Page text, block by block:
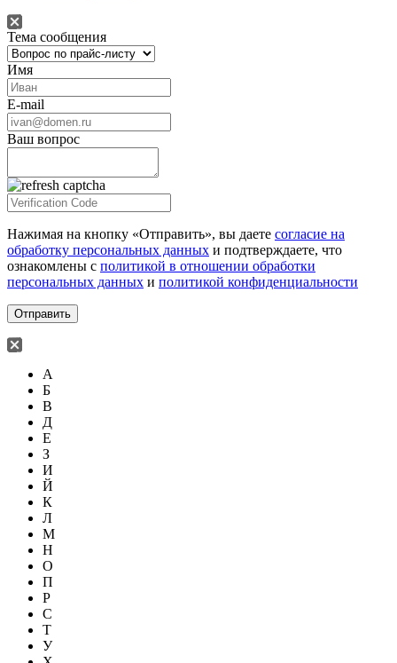
Тема сообщения
Имя
E-mail
Ваш вопрос
Нажимая на кнопку «Отправить», вы даете согласие на
обработку персональных данных и подтверждаете, что
ознакомлены с политикой в отношении обработки
персональных данных и политикой конфиденциальности
А
Б
В
Д
Е
З
И
Й
К
Л
М
Н
О
П
Р
С
Т
У